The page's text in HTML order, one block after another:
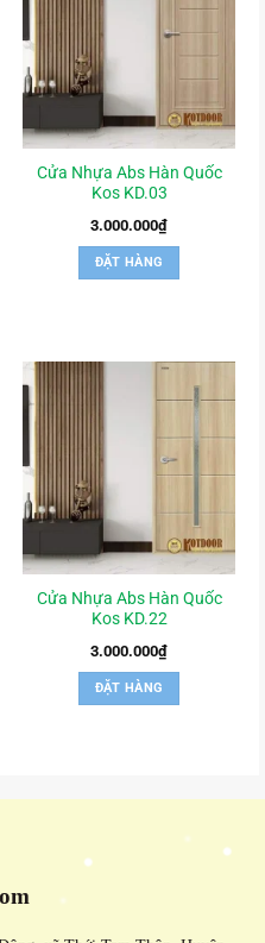
Cửa Nhựa Abs Hàn Quốc
Kos KD.03
3.000.000₫
ĐẶT HÀNG
Cửa Nhựa Abs Hàn Quốc
Kos KD.22
3.000.000₫
ĐẶT HÀNG